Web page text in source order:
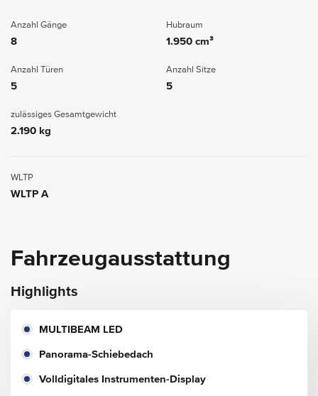
Anzahl Gänge
8
Hubraum
1.950 cm³
Anzahl Türen
5
Anzahl Sitze
5
zulässiges Gesamtgewicht
2.190 kg
WLTP
WLTP A
Fahrzeugausstattung
Highlights
MULTIBEAM LED
Panorama-Schiebedach
Volldigitales Instrumenten-Display